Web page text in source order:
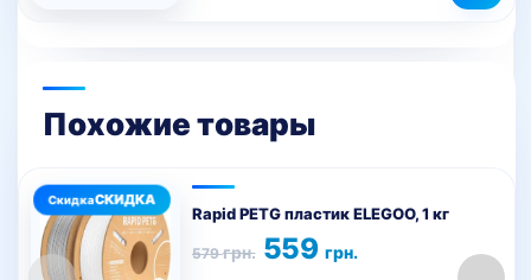
Похожие товары
Rapid PETG пластик ELEGOO, 1 кг
579грн.
Первоначальная
цена
559грн.
Текущая
цена:
Этот
товар
имеет
несколько